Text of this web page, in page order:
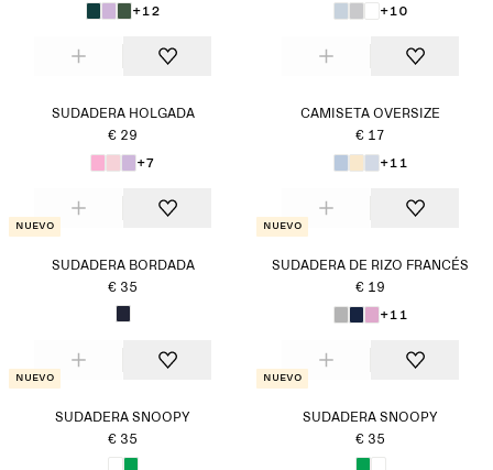
+12 +10
SUDADERA HOLGADA
€ 29
+7
CAMISETA OVERSIZE
€ 17
+11
Nuevo
SUDADERA BORDADA
€ 35
Nuevo
SUDADERA DE RIZO FRANCÉS
€ 19
+11
Nuevo
SUDADERA SNOOPY
€ 35
Nuevo
SUDADERA SNOOPY
€ 35